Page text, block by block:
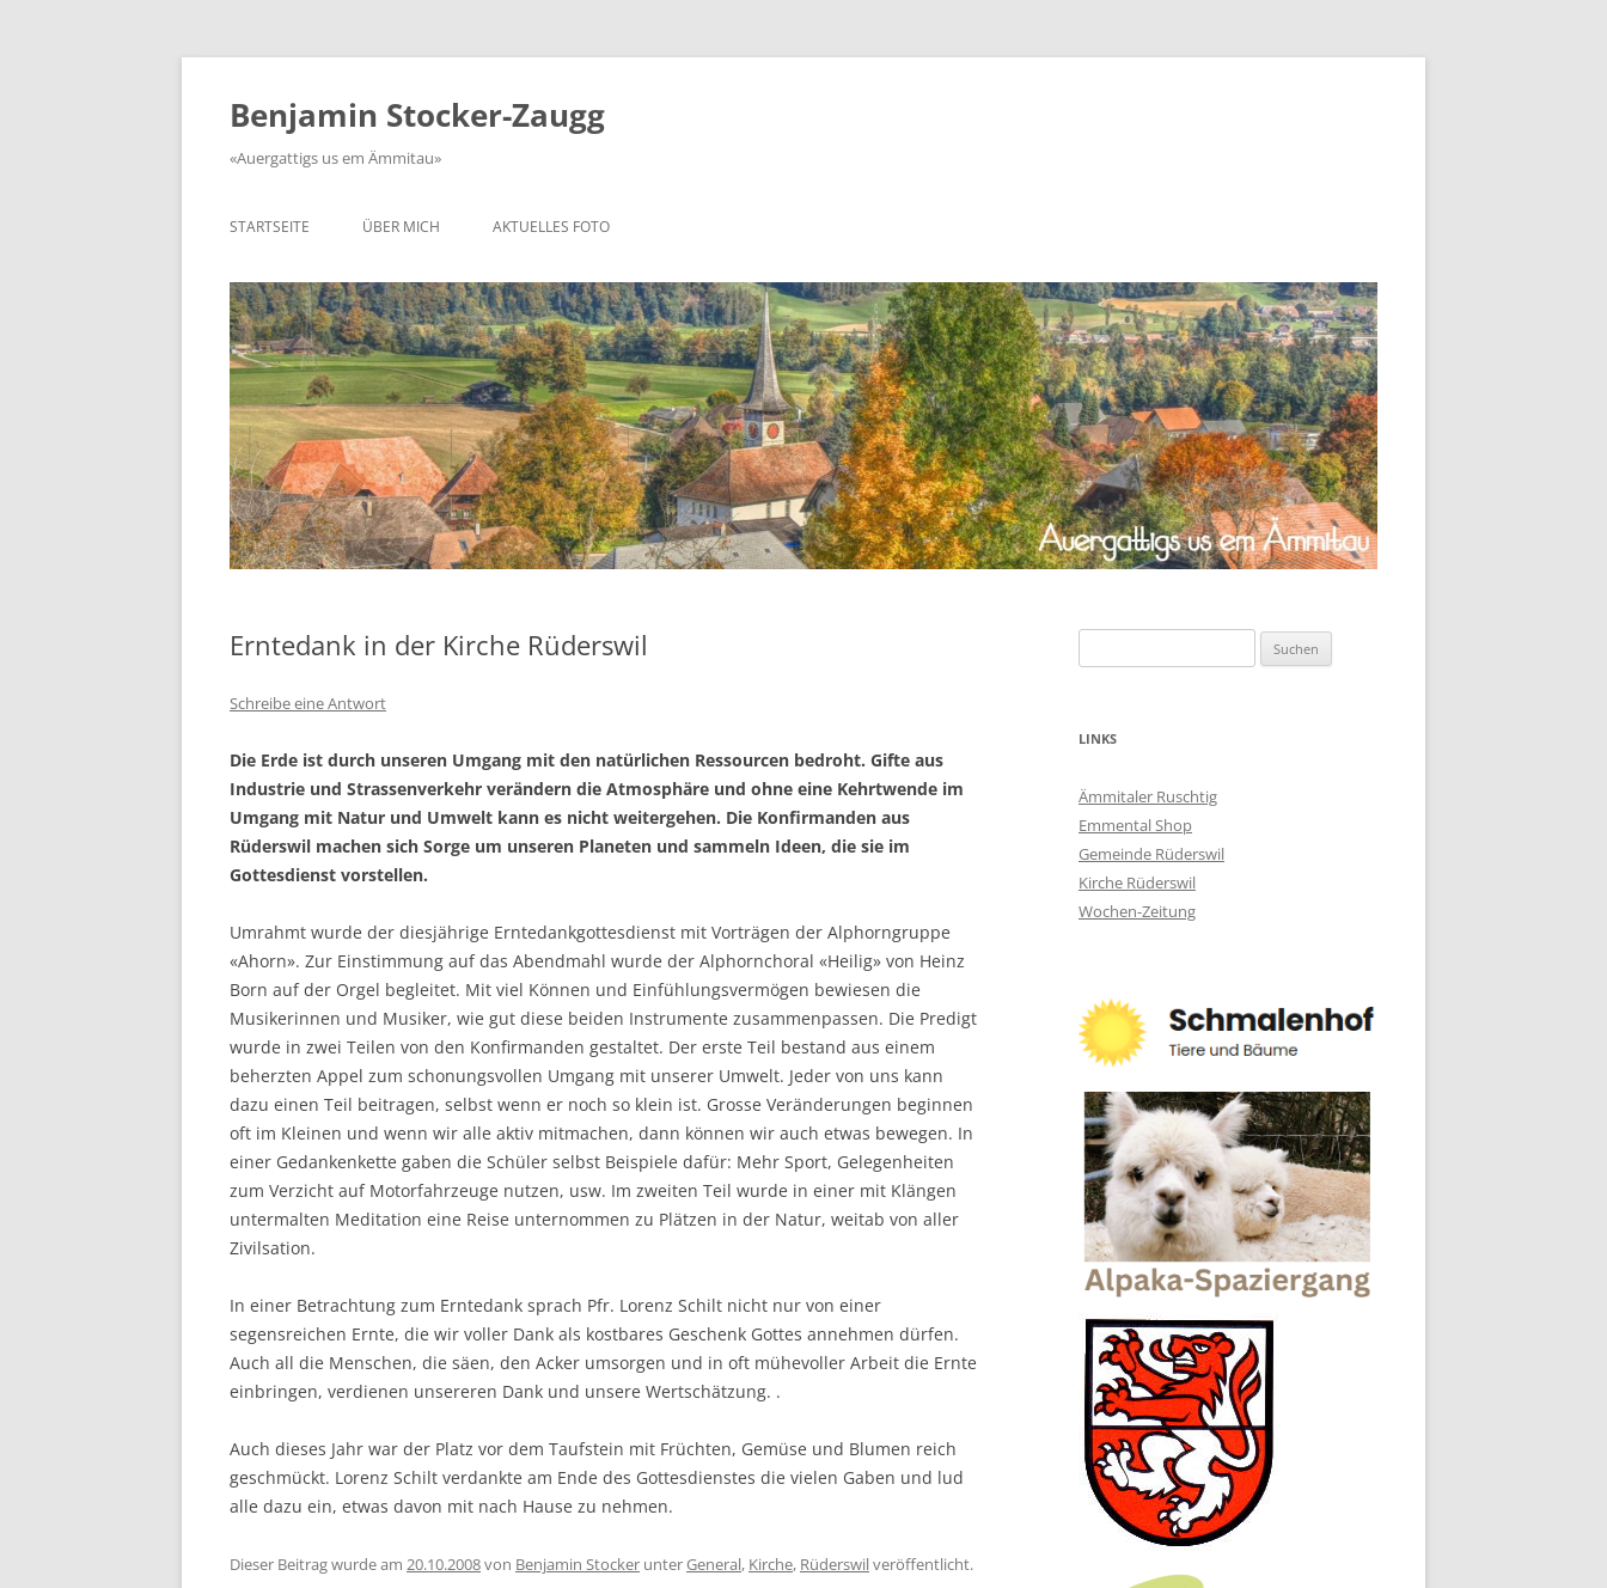
Zum
springen
Benjamin Stocker-Zaugg
«Auergattigs us em Ämmitau»
STARTSEITE ÜBER MICH AKTUELLES FOTO
Erntedank in der Kirche Rüderswil
Schreibe eine Antwort
Die Erde ist durch unseren Umgang mit den natürlichen Ressourcen bedroht. Gifte aus
Industrie und Strassenverkehr verändern die Atmosphäre und ohne eine Kehrtwende im
Umgang mit Natur und Umwelt kann es nicht weitergehen. Die Konfirmanden aus
Rüderswil machen sich Sorge um unseren Planeten und sammeln Ideen, die sie im
Gottesdienst vorstellen.
Umrahmt wurde der diesjährige Erntedankgottesdienst mit Vorträgen der Alphorngruppe
«Ahorn». Zur Einstimmung auf das Abendmahl wurde der Alphornchoral «Heilig» von Heinz
Born auf der Orgel begleitet. Mit viel Können und Einfühlungsvermögen bewiesen die
Musikerinnen und Musiker, wie gut diese beiden Instrumente zusammenpassen. Die Predigt
wurde in zwei Teilen von den Konfirmanden gestaltet. Der erste Teil bestand aus einem
beherzten Appel zum schonungsvollen Umgang mit unserer Umwelt. Jeder von uns kann
dazu einen Teil beitragen, selbst wenn er noch so klein ist. Grosse Veränderungen beginnen
oft im Kleinen und wenn wir alle aktiv mitmachen, dann können wir auch etwas bewegen. In
einer Gedankenkette gaben die Schüler selbst Beispiele dafür: Mehr Sport, Gelegenheiten
zum Verzicht auf Motorfahrzeuge nutzen, usw. Im zweiten Teil wurde in einer mit Klängen
untermalten Meditation eine Reise unternommen zu Plätzen in der Natur, weitab von aller
Zivilsation.
In einer Betrachtung zum Erntedank sprach Pfr. Lorenz Schilt nicht nur von einer
segensreichen Ernte, die wir voller Dank als kostbares Geschenk Gottes annehmen dürfen.
Auch all die Menschen, die säen, den Acker umsorgen und in oft mühevoller Arbeit die Ernte
einbringen, verdienen unsereren Dank und unsere Wertschätzung. .
Auch dieses Jahr war der Platz vor dem Taufstein mit Früchten, Gemüse und Blumen reich
geschmückt. Lorenz Schilt verdankte am Ende des Gottesdienstes die vielen Gaben und lud
alle dazu ein, etwas davon mit nach Hause zu nehmen.
Dieser Beitrag wurde am 20.10.2008von Benjamin Stocker unterGeneral, Kirche, Rüderswilveröffentlicht.
nach:
LINKS
Ämmitaler Ruschtig
Emmental Shop
Gemeinde Rüderswil
Kirche Rüderswil
Wochen-Zeitung